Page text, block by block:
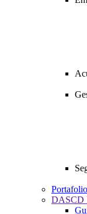
DASCD